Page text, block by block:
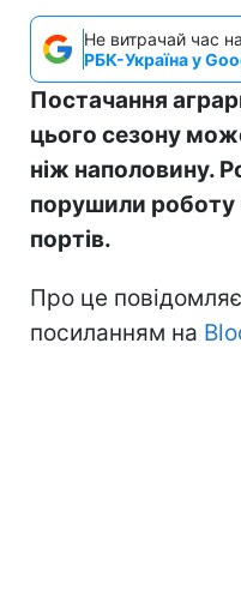
Не витрачай час
РБК-Україна у
Постачання
цього сезону
ніж наполовину.
порушили
портів.
Про це повідомляє
посиланням на